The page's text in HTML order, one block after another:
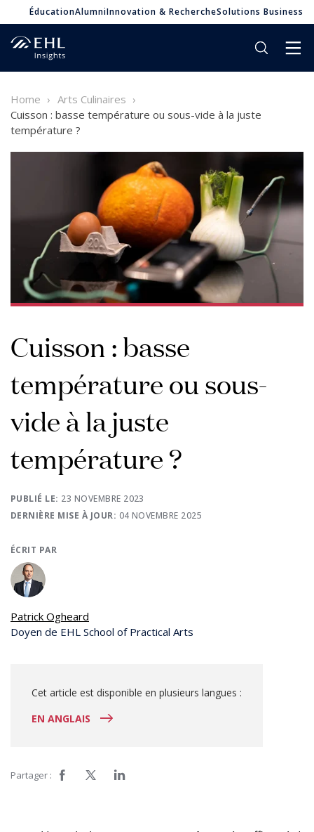
ÉducationAlumniInnovation & RechercheSolutions Business
Home
Arts Culinaires
Cuisson : basse température ou sous-vide à la juste
température ?
Cuisson : basse
température ou sous-
vide à la juste
température ?
PUBLIÉ LE: 23 NOVEMBRE 2023
DERNIÈRE MISE À JOUR: 04 NOVEMBRE 2025
ÉCRIT PAR
Patrick Ogheard
Doyen de EHL School of Practical Arts
Cet article est disponible en plusieurs langues :
EN ANGLAIS
Partager :